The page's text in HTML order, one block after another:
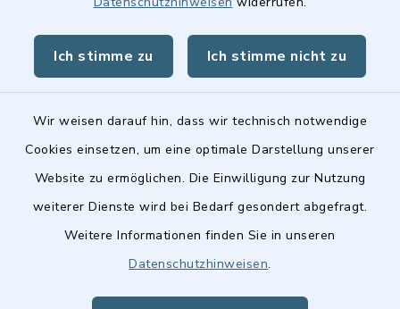
Ich stimme zu Ich stimme nicht zu
Wir weisen darauf hin, dass wir technisch notwendige
Cookies einsetzen, um eine optimale Darstellung unserer
Website zu ermöglichen. Die Einwilligung zur Nutzung
weiterer Dienste wird bei Bedarf gesondert abgefragt.
Weitere Informationen finden Sie in unseren
Datenschutzhinweisen.
Landkreis Fürth
Barrierefreiheit